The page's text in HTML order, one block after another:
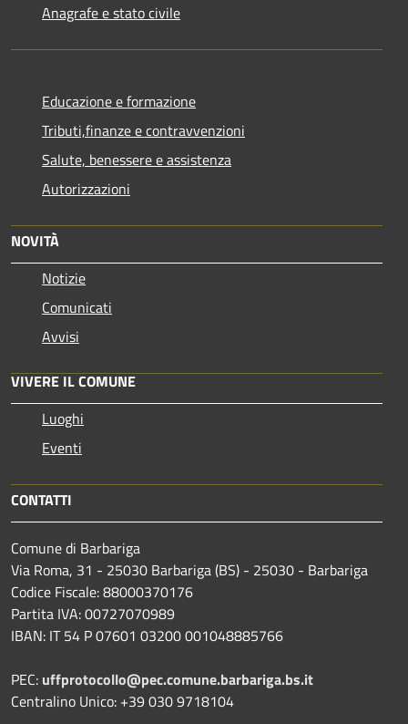
Anagrafe e stato civile
Educazione e formazione
Tributi,finanze e contravvenzioni
Salute, benessere e assistenza
Autorizzazioni
NOVITÀ
Notizie
Comunicati
Avvisi
VIVERE IL COMUNE
Luoghi
Eventi
CONTATTI
Comune di Barbariga
Via Roma, 31 - 25030 Barbariga (BS) - 25030 - Barbariga
Codice Fiscale: 88000370176
Partita IVA: 00727070989
IBAN: IT 54 P 07601 03200 001048885766
PEC: uffprotocollo@pec.comune.barbariga.bs.it
Centralino Unico: +39 030 9718104